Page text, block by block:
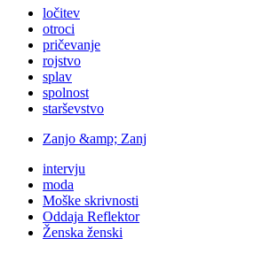
ločitev
otroci
pričevanje
rojstvo
splav
spolnost
starševstvo
Zanjo &amp; Zanj
intervju
moda
Moške skrivnosti
Oddaja Reflektor
Ženska ženski